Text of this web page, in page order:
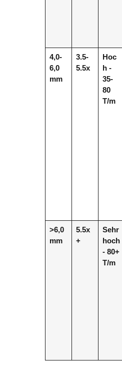
4,0-
6,0
mm
3.5-
5.5x
Hoc
h -
35-
80
T/m
>6,0
mm
5.5x
+
Sehr
hoch
- 80+
T/m